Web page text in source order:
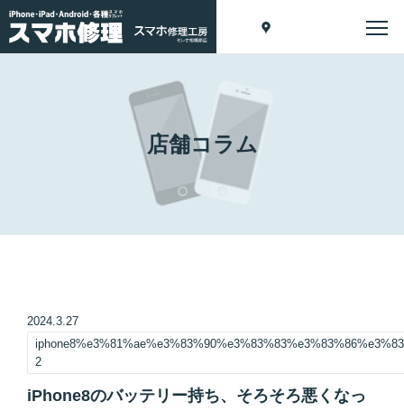
店舗コラム
2024.3.27
2
iPhone8のバッテリー持ち、そろそろ悪くなっ